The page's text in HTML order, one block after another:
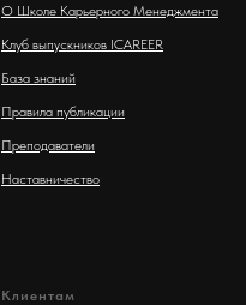
О Школе Карьерного Менеджмента
Клуб выпускников ICAREER
База знаний
Правила публикации
Преподаватели
Наставничество
Клиентам